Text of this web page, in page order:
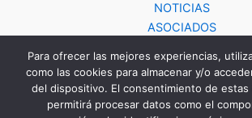
NOTICIAS
ASOCIADOS
CONTACTO
Para ofrecer las mejores experiencias,
como las cookies para almacenar y/o
del dispositivo. El consentimiento de estas
permitirá procesar datos como el